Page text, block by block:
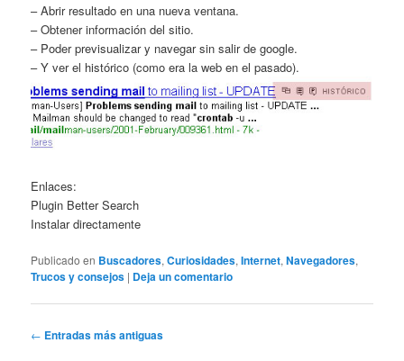
– Abrir resultado en una nueva ventana.
– Obtener información del sitio.
– Poder previsualizar y navegar sin salir de google.
– Y ver el histórico (como era la web en el pasado).
Enlaces:
Plugin Better Search
Instalar directamente
Publicado en Buscadores,Curiosidades,Internet,Navegadores,
Trucos y consejos | Deja un comentario
Navegación
← Entradas más antiguas